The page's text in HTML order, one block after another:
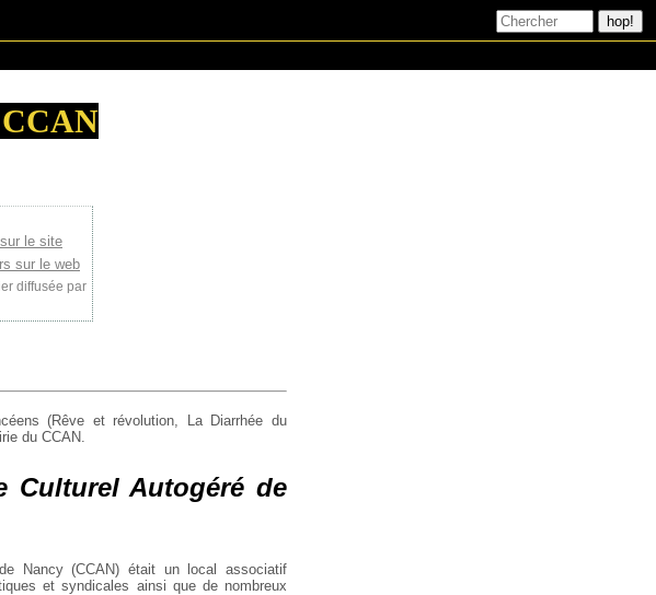
le site
sur le web
diffusée par
(Rêve et révolution, La Diarrhée du
du CCAN.
Culturel Autogéré de
Nancy (CCAN) était un local associatif
et syndicales ainsi que de nombreux